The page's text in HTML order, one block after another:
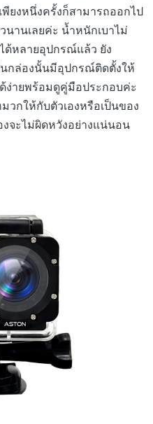
พียงหนึ่งครั้งก็สามารถออกไป
นานเลยค่ะ น้ำหนักเบาไม่
ด้หลายอุปกรณ์แล้ว ยัง
นกล่องนั้นมีอุปกรณ์ติดตั้งให้
ง่ายพร้อมดูคู่มือประกอบค่ะ
วกให้กับตัวเองหรือเป็นของ
จะไม่ผิดหวังอย่างแน่นอน